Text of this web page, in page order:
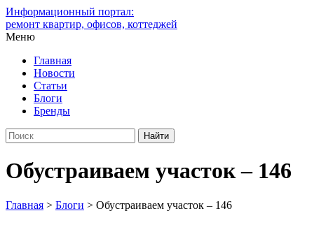
Информационный портал:
ремонт квартир, офисов, коттеджей
Меню
Главная
Новости
Статьи
Блоги
Бренды
Обустраиваем участок – 146
Главная > Блоги > Обустраиваем участок – 146